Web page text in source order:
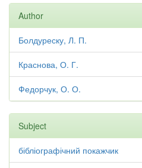
Author
Болдуреску, Л. П.
Краснова, О. Г.
Федорчук, О. О.
Subject
бібліографічний покажчик